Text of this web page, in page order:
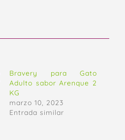
Bravery para Gato
Adulto sabor Arenque 2
KG
marzo 10, 2023
Entrada similar